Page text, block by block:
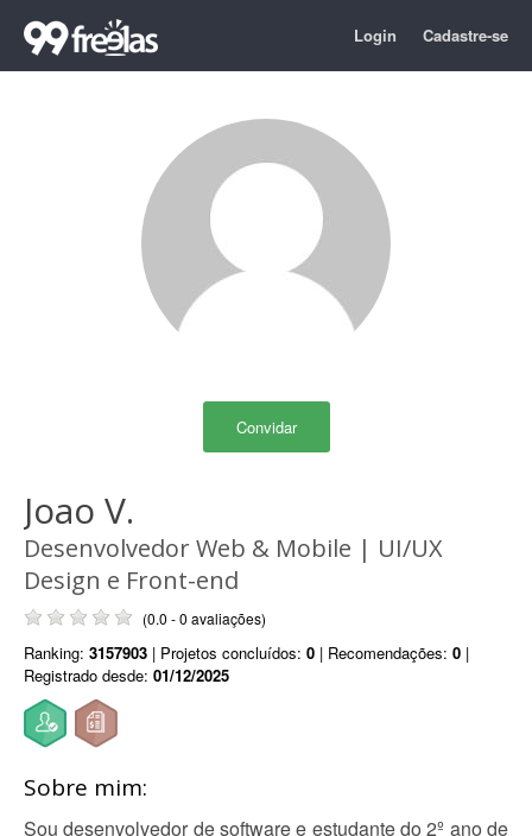
Login Cadastre-se
Convidar
Joao V.
Desenvolvedor Web & Mobile | UI/UX
Design e Front-end
(0.0 - 0 avaliações)
Ranking: 3157903 | Projetos concluídos: 0 | Recomendações: 0 |
Registrado desde: 01/12/2025
Sobre mim:
Sou desenvolvedor de software e estudante do 2º ano de